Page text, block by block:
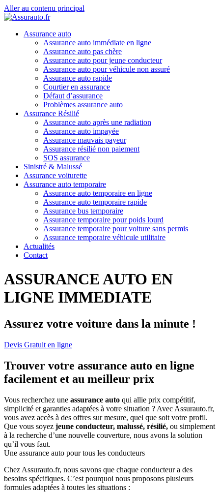
Aller au contenu principal
Assurance auto
Assurance auto immédiate en ligne
Assurance auto pas chère
Assurance auto pour jeune conducteur
Assurance auto pour véhicule non assuré
Assurance auto rapide
Courtier en assurance
Défaut d’assurance
Problèmes assurance auto
Assurance Résilié
Assurance auto après une radiation
Assurance auto impayée
Assurance mauvais payeur
Assurance résilié non paiement
SOS assurance
Sinistré & Malussé
Assurance voiturette
Assurance auto temporaire
Assurance auto temporaire en ligne
Assurance auto temporaire rapide
Assurance bus temporaire
Assurance temporaire pour poids lourd
Assurance temporaire pour voiture sans permis
Assurance temporaire véhicule utilitaire
Actualités
Contact
ASSURANCE AUTO EN
LIGNE IMMEDIATE
Assurez votre voiture dans la minute !
Devis Gratuit en ligne
Trouver votre assurance auto en ligne
facilement et au meilleur prix
Vous recherchez une assurance auto qui allie prix compétitif,
simplicité et garanties adaptées à votre situation ? Avec Assurauto.fr,
vous avez accès à des offres sur mesure, quel que soit votre profil.
Que vous soyez jeune conducteur, malussé, résilié, ou simplement
à la recherche d’une nouvelle couverture, nous avons la solution
qu’il vous faut.
Une assurance auto pour tous les conducteurs
Chez Assurauto.fr, nous savons que chaque conducteur a des
besoins spécifiques. C’est pourquoi nous proposons plusieurs
formules adaptées à toutes les situations :